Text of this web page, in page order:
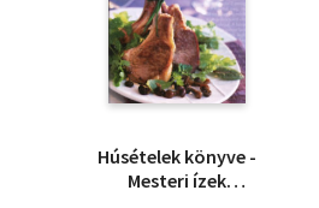
Húsételek könyve -
Mesteri ízek